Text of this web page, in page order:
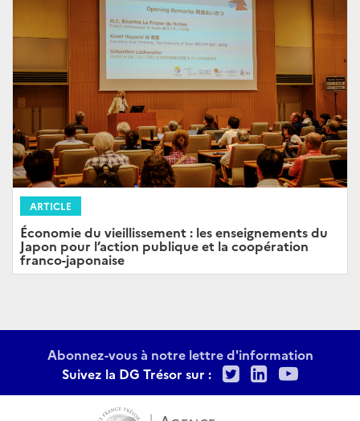
ARTICLE
Économie du vieillissement : les enseignements du
Japon pour l’action publique et la coopération
franco-japonaise
Abonnez-vous à notre lettre d'information
Suivez la DG Trésor sur :
TwitterLinkedIn